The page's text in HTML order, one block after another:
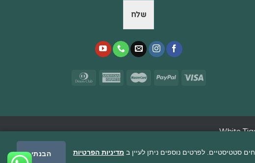
שלח
מדיניות הפרטיות
הבנתי